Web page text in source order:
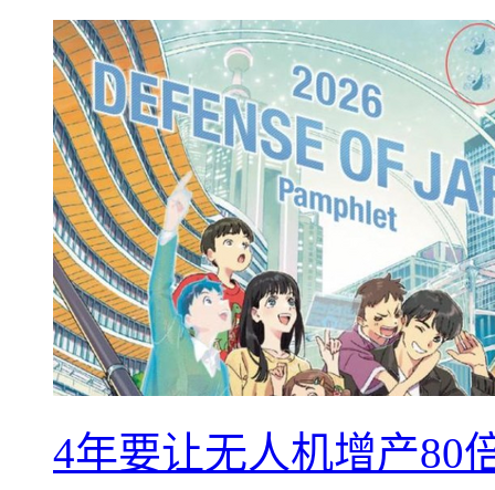
4年要让无人机增产80